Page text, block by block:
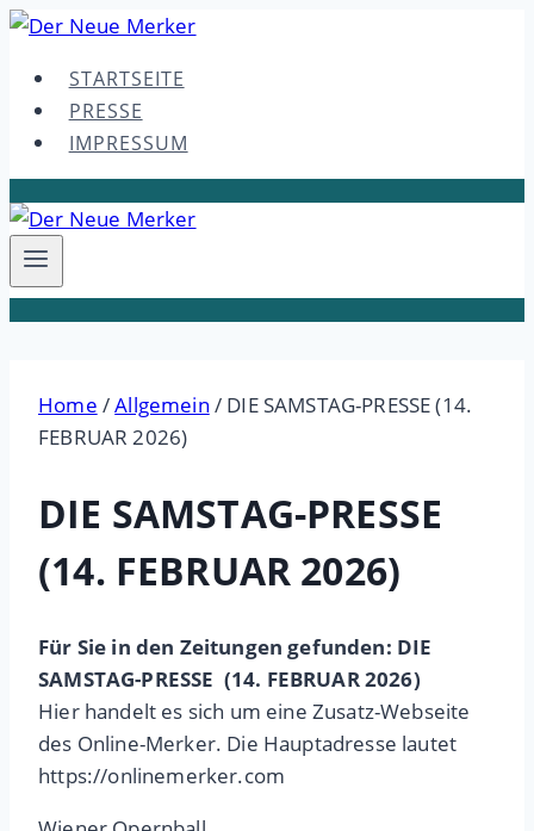
Skip
contentSTARTSEITE
PRESSE
IMPRESSUM
Home /Allgemein / DIE SAMSTAG-PRESSE (14.
FEBRUAR 2026)
DIE SAMSTAG-PRESSE
(14. FEBRUAR 2026)
Für Sie in den Zeitungen gefunden: DIE
SAMSTAG-PRESSE (14. FEBRUAR 2026)
Hier handelt es sich um eine Zusatz-Webseite
des Online-Merker. Die Hauptadresse lautet
https://onlinemerker.com